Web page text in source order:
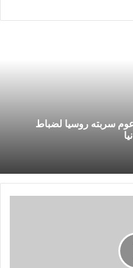
سربته روسيا لضباط